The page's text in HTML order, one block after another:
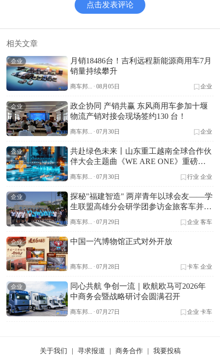
点击发表评论
相关文章
企业
月销18486台！吉利远程新能源商用车7月
销量持续攀升
商车邦... · 08月05日 企业
企业
政企协同 产销共赢 东风商用车参加十堰
物流产销对接会现场签约130 台！
商车邦... · 07月30日 企业
企业
共赴绿色未来丨山东重工越南全球合作伙
伴大会主题曲《WE ARE ONE》重磅首
商车邦... · 07月30日 行业 企业
企业
探秘"福建智造" 两岸青年以球会友——学
生联盟高雄分会研学团参访金旅客车并开
商车邦... · 07月29日 企业 客车
企业 中国一汽博物馆正式对外开放
商车邦... · 07月28日 卡车 企业
企业
同心共航 争创一流｜欧航欧马可2026年
中商务会暨战略研讨会圆满召开
商车邦... · 07月27日 企业 卡车
关于我们 寻求报道 商务合作 我要投稿